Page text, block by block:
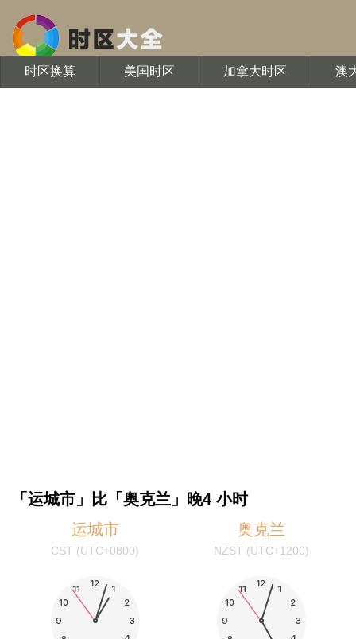
时区换算 美国时区 加拿大时区 澳
「运城市」比「奥克兰」晚4 小时
运城市
CST (UTC+0800)
奥克兰
NZST (UTC+1200)